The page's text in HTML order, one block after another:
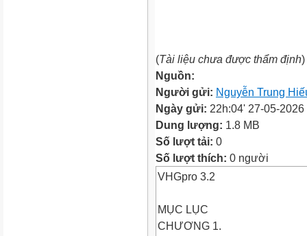
(Tài liệu chưa được thẩm định)
Nguồn:
Người gửi: Nguyễn Trung
Ngày gửi: 22h:04' 27-05-2026
Dung lượng: 1.8 MB
Số lượt tải: 0
Số lượt thích: 0 người
VHGpro 3.2
MỤC LỤC
CHƯƠNG 1.